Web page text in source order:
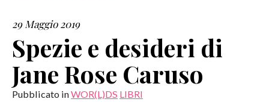
SERVIZI
COLLABORAZIONI
CONTATTI
29 Maggio 2019
Spezie e desideri di
Jane Rose Caruso
Pubblicato inWOR(L)DS LIBRI